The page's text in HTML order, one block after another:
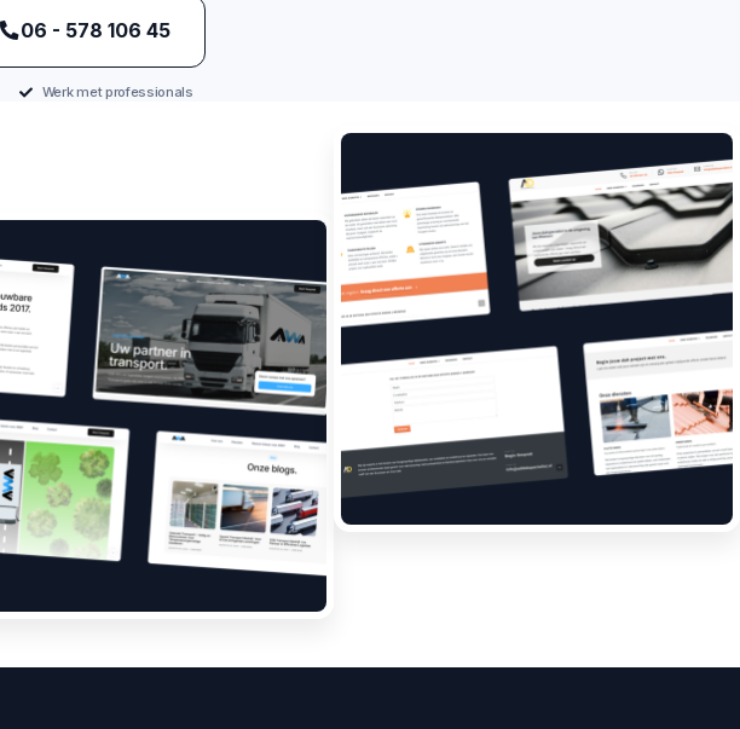
‪06 - 578 106 45‬
Werk met professionals